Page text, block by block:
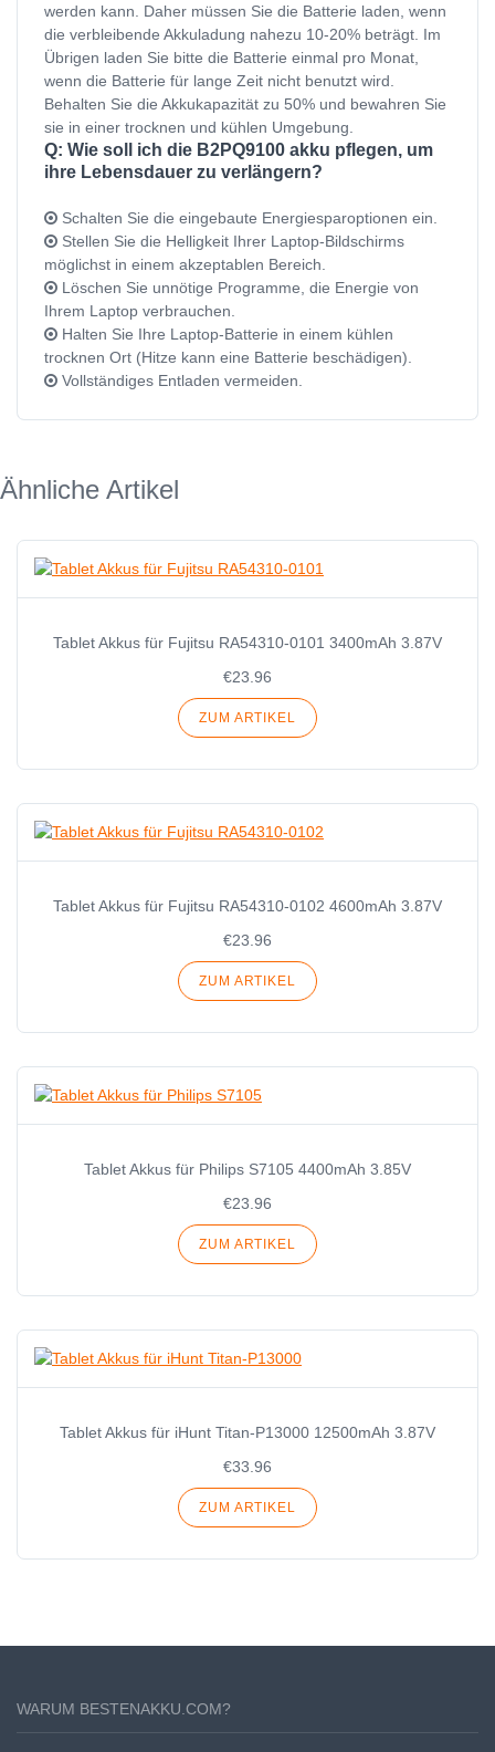
werden kann. Daher müssen Sie die Batterie laden, wenn
die verbleibende Akkuladung nahezu 10-20% beträgt. Im
Übrigen laden Sie bitte die Batterie einmal pro Monat,
wenn die Batterie für lange Zeit nicht benutzt wird.
Behalten Sie die Akkukapazität zu 50% und bewahren Sie
sie in einer trocknen und kühlen Umgebung.
Q: Wie soll ich die B2PQ9100 akku pflegen, um
ihre Lebensdauer zu verlängern?
Schalten Sie die eingebaute Energiesparoptionen ein.
Stellen Sie die Helligkeit Ihrer Laptop-Bildschirms
möglichst in einem akzeptablen Bereich.
Löschen Sie unnötige Programme, die Energie von
Ihrem Laptop verbrauchen.
Halten Sie Ihre Laptop-Batterie in einem kühlen
trocknen Ort (Hitze kann eine Batterie beschädigen).
Vollständiges Entladen vermeiden.
Ähnliche Artikel
Tablet Akkus für Fujitsu RA54310-0101 3400mAh 3.87V
€23.96
ZUM ARTIKEL
Tablet Akkus für Fujitsu RA54310-0102 4600mAh 3.87V
€23.96
ZUM ARTIKEL
Tablet Akkus für Philips S7105 4400mAh 3.85V
€23.96
ZUM ARTIKEL
Tablet Akkus für iHunt Titan-P13000 12500mAh 3.87V
€33.96
ZUM ARTIKEL
WARUM BESTENAKKU.COM?